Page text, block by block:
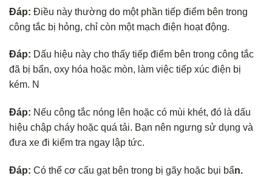
Đáp: Điều này thường do một phần tiếp điểm bên trong
công tắc bị hỏng, chỉ còn một mạch điện hoạt động.
Đáp: Dấu hiệu này cho thấy tiếp điểm bên trong công tắc
đã bị bẩn, oxy hóa hoặc mòn, làm việc tiếp xúc điện bị
kém. N
Đáp: Nếu công tắc nóng lên hoặc có mùi khét, đó là dấu
hiệu chập cháy hoặc quá tải. Bạn nên ngưng sử dụng và
đưa xe đi kiểm tra ngay lập tức.
Đáp: Có thể cơ cấu gạt bên trong bị gãy hoặc bụi bẩn.